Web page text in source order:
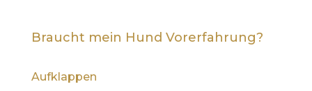
Braucht mein Hund Vorerfahrung?
Aufklappen